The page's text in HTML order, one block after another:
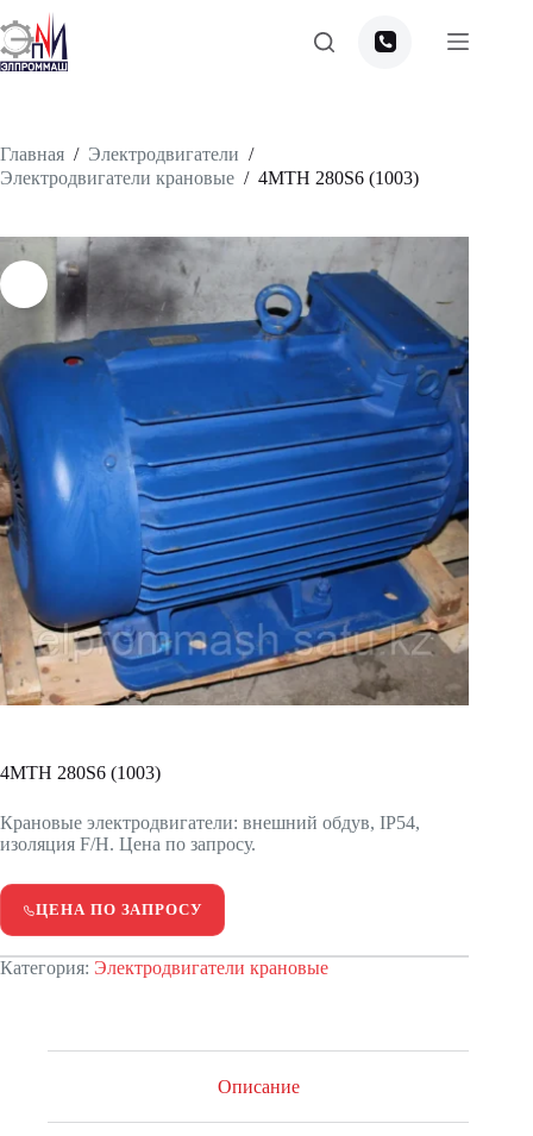
Перейти
к
сути
Главная / Электродвигатели /
Электродвигатели крановые / 4МТН 280S6 (1003)
4МТН 280S6 (1003)
Крановые электродвигатели: внешний обдув, IP54,
изоляция F/H. Цена по запросу.
ЦЕНА ПО ЗАПРОСУ
Категория: Электродвигатели крановые
Описание